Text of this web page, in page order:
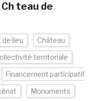
teau de
lieu Château
territoriale
Financement participatif
Monuments